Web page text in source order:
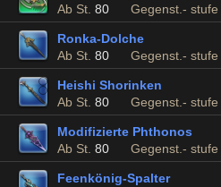
Ab St. 80 Gegenst.- stufe
Ronka-Dolche
Ab St. 80 Gegenst.- stufe
Heishi Shorinken
Ab St. 80 Gegenst.- stufe
Modifizierte Phthonos
Ab St. 80 Gegenst.- stufe
Feenkönig-Spalter